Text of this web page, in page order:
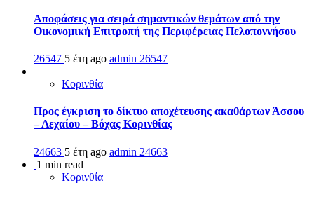
Αποφάσεις για σειρά σημαντικών θεμάτων από την
Οικονομική Επιτροπή της Περιφέρειας Πελοποννήσου
26547 5 έτη ago admin 26547
Κορινθία
Προς έγκριση το δίκτυο αποχέτευσης ακαθάρτων Άσσου
– Λεχαίου – Βόχας Κορινθίας
24663 5 έτη ago admin 24663
1 min read
Κορινθία